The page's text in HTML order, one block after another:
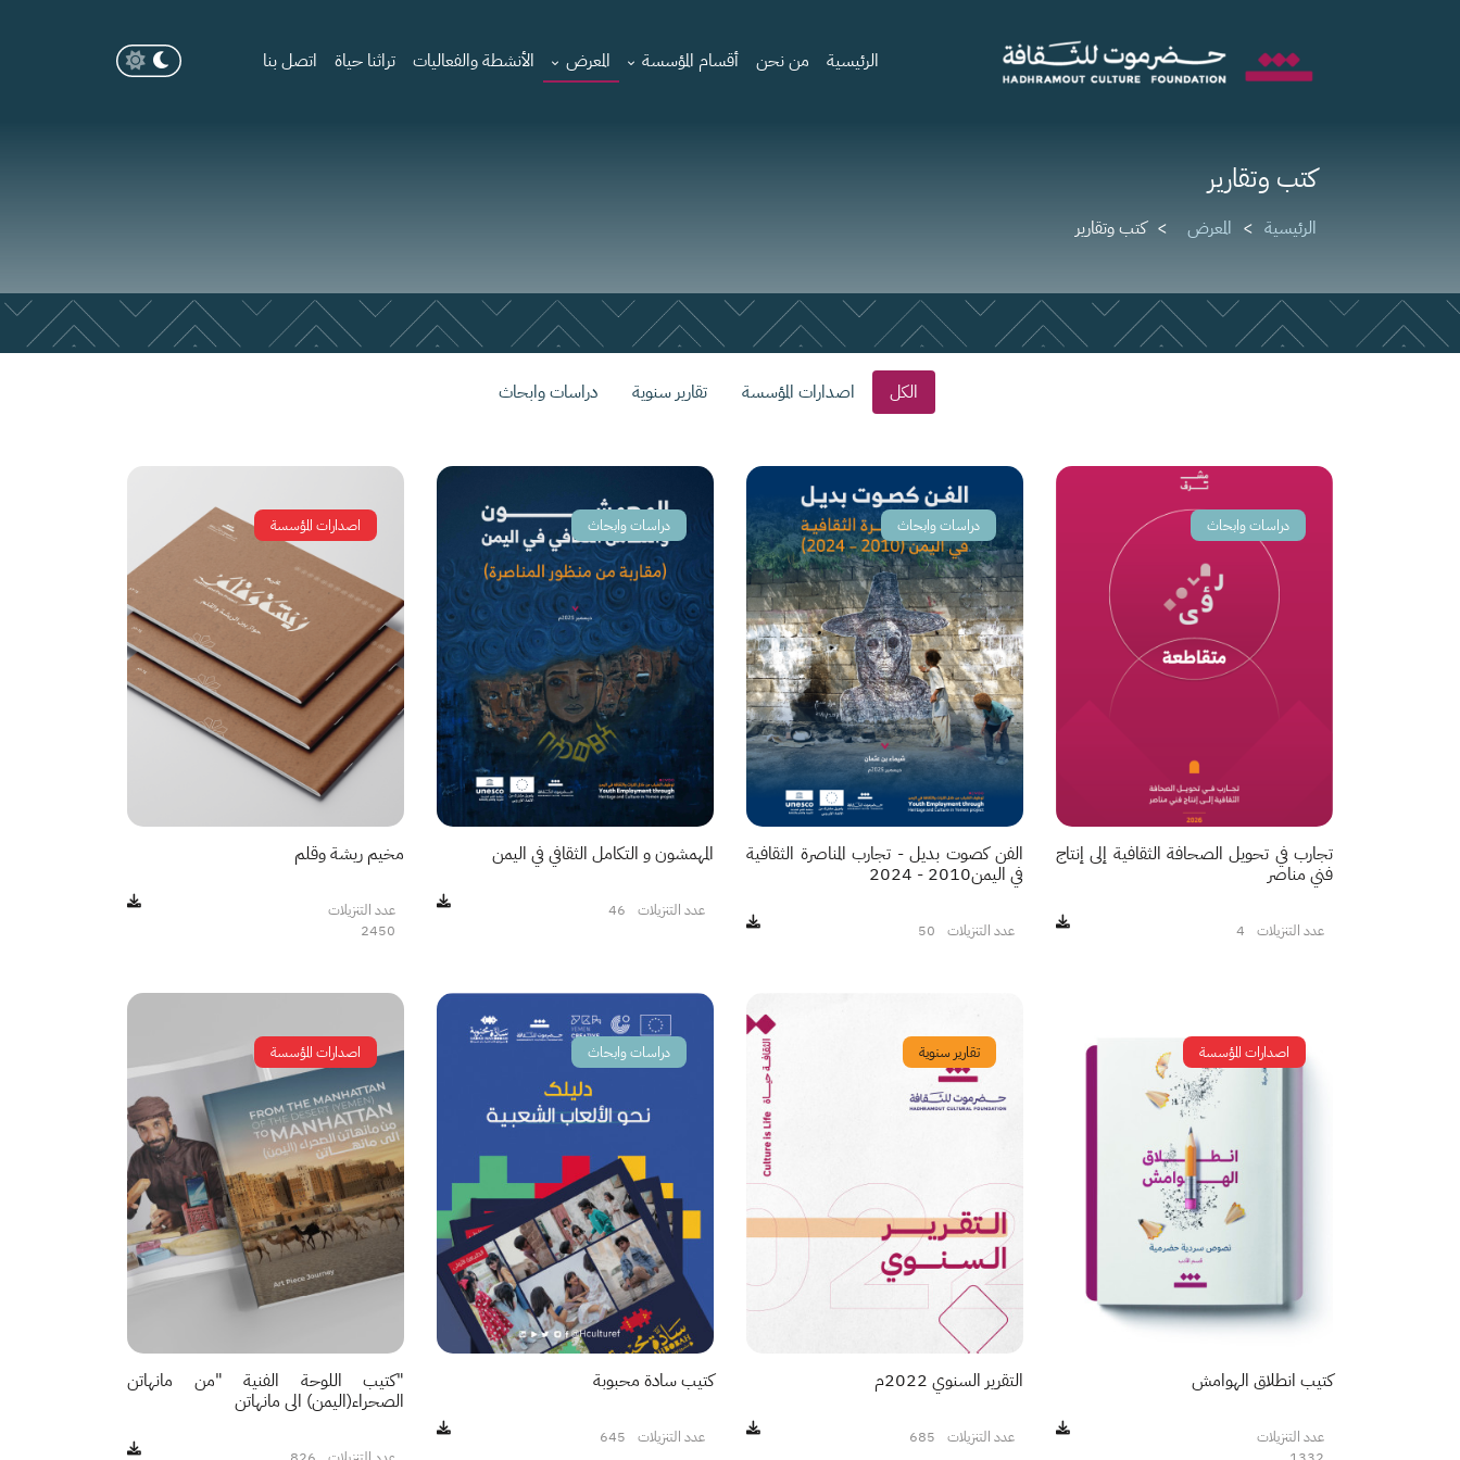
الرئيسية من نحن أقسام المؤسسة المعرض الأنشطة والفعاليات تراثنا حياة اتصل بنا
كتب وتقارير
الرئيسية المعرض كتب وتقارير
الكل اصدارات المؤسسة تقارير سنوية دراسات وابحاث
دراسات وابحاث
تجارب في تحويل الصحافة الثقافية إلى إنتاج
فني مناصر
عدد التنزيلات 4
دراسات وابحاث
الفن كصوت بديل - تجارب المناصرة الثقافية
في اليمن2010 - 2024
عدد التنزيلات 50
دراسات وابحاث
المهمشون و التكامل الثقافي في اليمن
عدد التنزيلات 46
اصدارات المؤسسة
مخيم ريشة وقلم
عدد التنزيلات
2450
اصدارات المؤسسة
كتيب انطلاق الهوامش
عدد التنزيلات
تقارير سنوية
التقرير السنوي 2022م
عدد التنزيلات 685
دراسات وابحاث
كتيب سادة محبوبة
عدد التنزيلات 645
اصدارات المؤسسة
"كتيب اللوحة الفنية "من مانهاتن
الصحراء(اليمن) الى مانهاتن